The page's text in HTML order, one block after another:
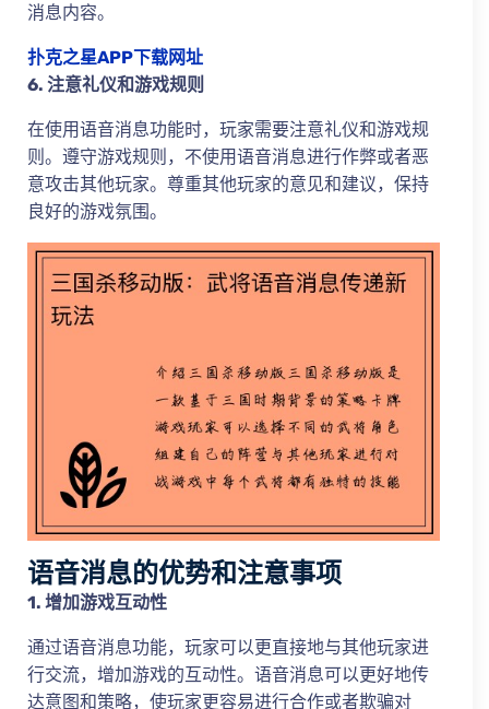
消息内容。
扑克之星APP下载网址
6. 注意礼仪和游戏规则
在使用语音消息功能时，玩家需要注意礼仪和游戏规
则。遵守游戏规则，不使用语音消息进行作弊或者恶
意攻击其他玩家。尊重其他玩家的意见和建议，保持
良好的游戏氛围。
语音消息的优势和注意事项
1. 增加游戏互动性
通过语音消息功能，玩家可以更直接地与其他玩家进
行交流，增加游戏的互动性。语音消息可以更好地传
达意图和策略，使玩家更容易进行合作或者欺骗对